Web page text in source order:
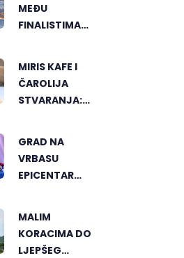
MEĐU
FINALISTIMA
PHOTOGRAPHY"
FESTIVALA U
MONGOLIJI
MIRIS KAFE I
ČAROLIJA
STVARANJA:
UMJETNOSTI U
BANJALUCI
GRAD NA
VRBASU
EPICENTAR
MALIM
KORACIMA DO
LJEPŠEG